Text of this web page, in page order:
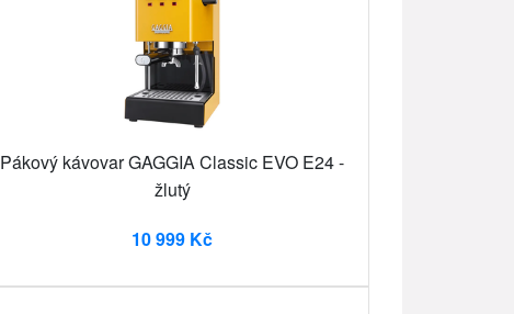
Pákový kávovar GAGGIA Classic EVO E24 -
žlutý
10 999 Kč